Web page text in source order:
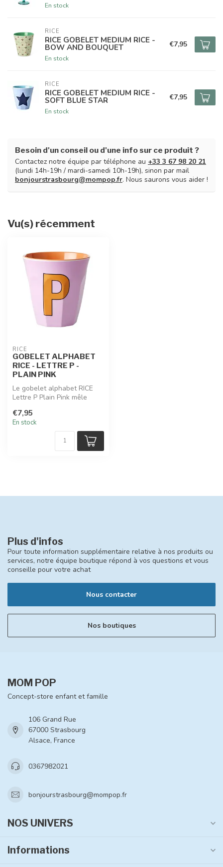
En stock
RICE
RICE GOBELET MEDIUM RICE -
BOW AND BOUQUET
En stock
€7,95
RICE
RICE GOBELET MEDIUM RICE -
SOFT BLUE STAR
En stock
€7,95
Besoin d'un conseil ou d'une info sur ce produit ?
Contactez notre équipe par téléphone au +33 3 67 98 20 21
(lundi 14h-19h / mardi-samedi 10h-19h), sinon par mail
bonjourstrasbourg@mompop.fr. Nous saurons vous aider !
Vu(s) récemment
RICE
GOBELET ALPHABET
RICE - LETTRE P -
PLAIN PINK
Le gobelet alphabet RICE
Lettre P Plain Pink mêle
ludiq...
€7,95
En stock
Plus d'infos
Pour toute information supplémentaire relative à nos produits ou
services, notre équipe boutique répond à vos questions et vous
conseille pour votre achat
Nous contacter
Nos boutiques
MOM POP
Concept-store enfant et famille
106 Grand Rue
67000 Strasbourg
Alsace, France
0367982021
bonjourstrasbourg@mompop.fr
NOS UNIVERS
Informations